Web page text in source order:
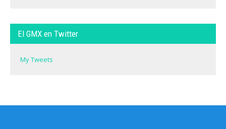
El GMX en Twitter
My Tweets